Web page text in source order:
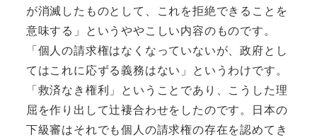
が消滅したものとして、これを拒絶できることを
意味する」というややこしい内容のものです。
「個人の請求権はなくなっていないが、政府とし
てはこれに応ずる義務はない」というわけです。
「救済なき権利」ということであり、こうした理
屈を作り出して辻褄合わせをしたのです。日本の
下級審はそれでも個人の請求権の存在を認めてき